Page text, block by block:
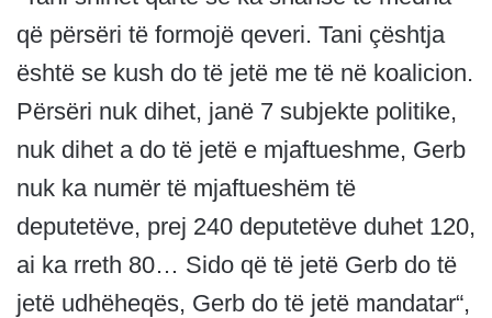
që përsëri të formojë qeveri. Tani çështja
është se kush do të jetë me të në koalicion.
Përsëri nuk dihet, janë 7 subjekte politike,
nuk dihet a do të jetë e mjaftueshme, Gerb
nuk ka numër të mjaftueshëm të
deputetëve, prej 240 deputetëve duhet 120,
ai ka rreth 80… Sido që të jetë Gerb do të
jetë udhëheqës, Gerb do të jetë mandatar“,